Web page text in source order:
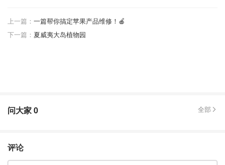
上一篇： 一篇帮你搞定苹果产品维修！🍎
下一篇： 夏威夷大岛植物园
问大家0 全部
评论